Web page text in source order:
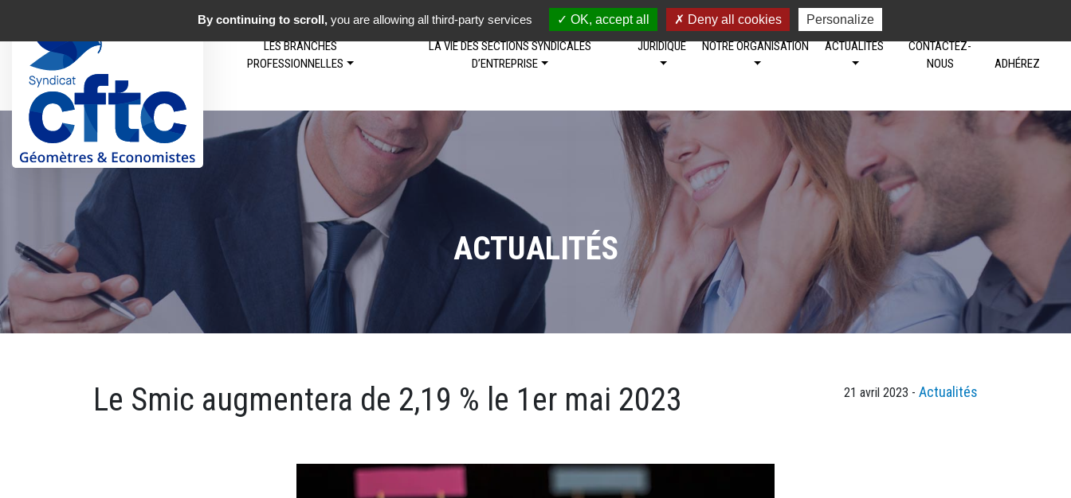
LES BRANCHES
PROFESSIONNELLES
LA VIE DES SECTIONS SYNDICALES
D’ENTREPRISE
JURIDIQUE NOTRE ORGANISATION ACTUALITÉS
CONTACTEZ-
NOUS
ADHÉREZ
ACTUALITÉS
21 avril 2023 - Actualités
Le Smic augmentera de 2,19 % le 1er mai 2023
By continuing to scroll,you are allowing all third-party services OK, accept all Deny all cookies Personalize